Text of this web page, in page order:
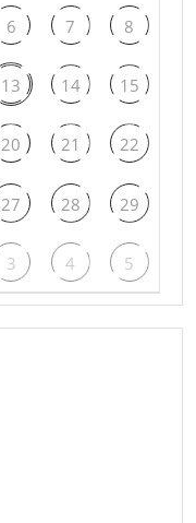
6 7 8
13 14 15
20 21 22
27 28 29
3 4 5